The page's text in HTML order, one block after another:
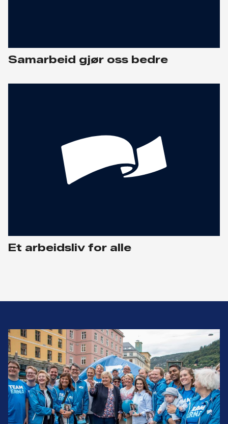
Samarbeid gjør oss bedre
Et arbeidsliv for alle